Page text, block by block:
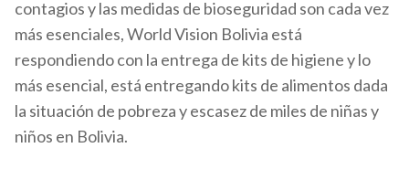
contagios y las medidas de bioseguridad son cada vez
más esenciales, World Vision Bolivia está
respondiendo con la entrega de kits de higiene y lo
más esencial, está entregando kits de alimentos dada
la situación de pobreza y escasez de miles de niñas y
niños en Bolivia.